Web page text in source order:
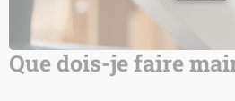
Que dois-je faire